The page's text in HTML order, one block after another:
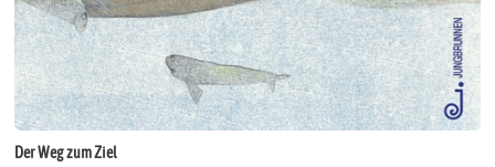
Der Weg zum Ziel